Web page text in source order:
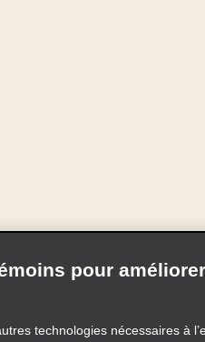
pour améliorer
technologies nécessaires à